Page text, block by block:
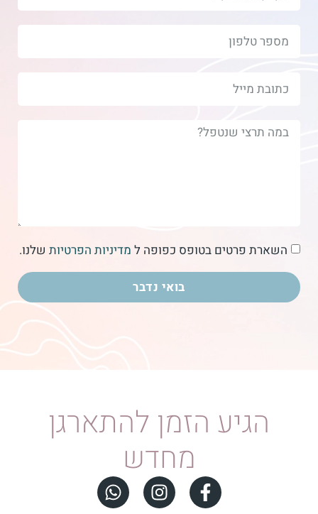
השארת פרטים בטופס כפופה ל מדיניות הפרטיות שלנו.
בואי נדבר
הגיע הזמן להתארגן
מחדש